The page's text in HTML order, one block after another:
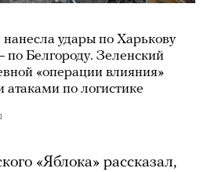
удары по Харькову
Белгороду. Зеленский
«операции влияния»
по логистике
«Яблока» рассказал,